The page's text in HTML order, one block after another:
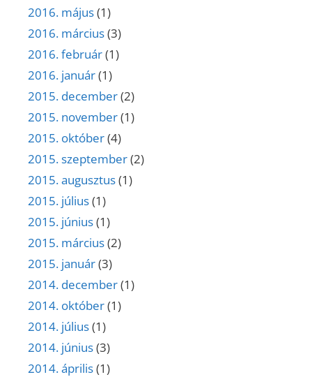
2016. május(1)
2016. március(3)
2016. február(1)
2016. január(1)
2015. december(2)
2015. november(1)
2015. október(4)
2015. szeptember(2)
2015. augusztus(1)
2015. július(1)
2015. június(1)
2015. március(2)
2015. január(3)
2014. december(1)
2014. október(1)
2014. július(1)
2014. június(3)
2014. április(1)